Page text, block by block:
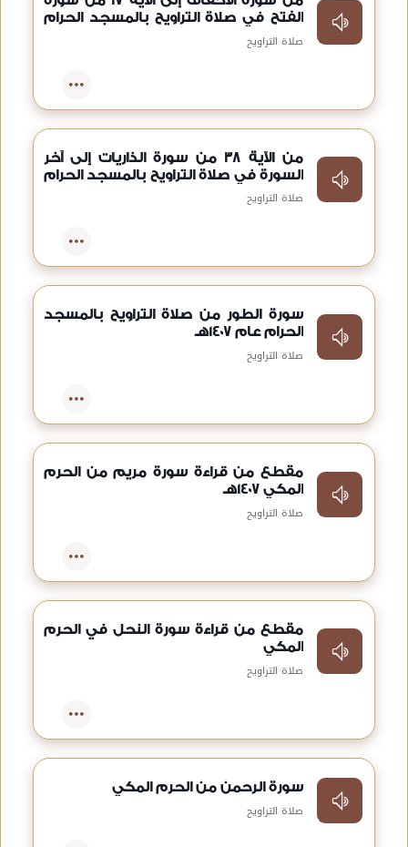
الفتح في صلاة التراويح بالمسجد الحرام
عام 1407هـ
صلاة التراويح
من الآية 38 من سورة الذاريات إلى آخر
السورة في صلاة التراويح بالمسجد الحرام
عام 1407هـ
صلاة التراويح
سورة الطور من صلاة التراويح بالمسجد
الحرام عام 1407هـ
صلاة التراويح
مقطع من قراءة سورة مريم من الحرم
المكي 1407هـ
صلاة التراويح
مقطع من قراءة سورة النحل في الحرم
المكي
صلاة التراويح
سورة الرحمن من الحرم المكي
صلاة التراويح